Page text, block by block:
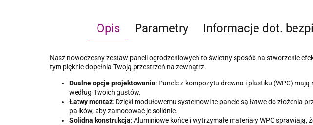
Opis Parametry Informacje dot.
Nasz nowoczesny zestaw paneli ogrodzeniowych to świetny sposób na stworzenie
tym pięknie dopełnia Twoją przestrzeń na zewnątrz.
Dualne opcje projektowania: Panele z kompozytu drewna i plastiku (WPC)
według Twoich gustów.
Łatwy montaż: Dzięki modułowemu systemowi te panele są łatwe do złożenia
palików, aby zamocować je solidnie.
Solidna konstrukcja: Aluminiowe końce i wytrzymałe materiały WPC